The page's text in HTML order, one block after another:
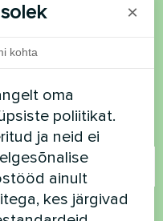
me aitame teid
×
kohta
oma
poliitikat.
ja neid ei
ainult
kes järgivad